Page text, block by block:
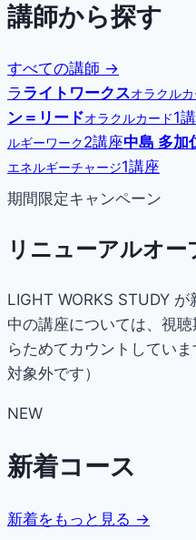
講師から探す
すべての講師 →
ラ ライトワークスオラクル
ン＝リードオラクルカード1
ルギーワーク2講座中島 多加
エネルギーチャージ1講座
期間限定キャンペーン
リニューアルオー
LIGHT WORKS STUDY
中の講座については、視
らためてカウントしてい
対象外です）
NEW
新着コース
新着をもっと見る →